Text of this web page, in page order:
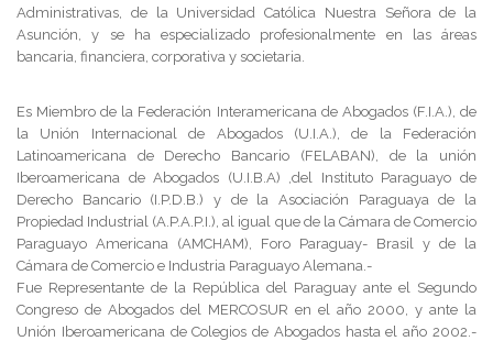
Administrativas, de la Universidad Católica Nuestra Señora de la
Asunción, y se ha especializado profesionalmente en las áreas
bancaria, financiera, corporativa y societaria.
Es Miembro de la Federación Interamericana de Abogados (F.I.A.), de
la Unión Internacional de Abogados (U.I.A.), de la Federación
Latinoamericana de Derecho Bancario (FELABAN), de la unión
Iberoamericana de Abogados (U.I.B.A) ,del Instituto Paraguayo de
Derecho Bancario (I.P.D.B.) y de la Asociación Paraguaya de la
Propiedad Industrial (A.P.A.P.I.), al igual que de la Cámara de Comercio
Paraguayo Americana (AMCHAM), Foro Paraguay- Brasil y de la
Cámara de Comercio e Industria Paraguayo Alemana.-
Fue Representante de la República del Paraguay ante el Segundo
Congreso de Abogados del MERCOSUR en el año 2000, y ante la
Unión Iberoamericana de Colegios de Abogados hasta el año 2002.-